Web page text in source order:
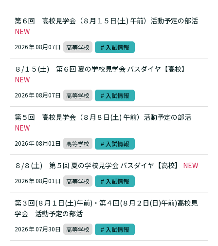
第６回 高校見学会（８月１５日(土) 午前）活動予定の部活
NEW
2026年 08月07日 高等学校 # 入試情報
８/１５(土) 第６回 夏の学校見学会 バスダイヤ【高校】
NEW
2026年 08月07日 高等学校 # 入試情報
第５回 高校見学会（８月８日(土) 午前）活動予定の部活
NEW
2026年 08月01日 高等学校 # 入試情報
８/８(土) 第５回 夏の学校見学会 バスダイヤ【高校】 NEW
2026年 08月01日 高等学校 # 入試情報
第３回(８月１日(土)午前)・第４回(８月２日(日)午前)高校見
学会 活動予定の部活
2026年 07月30日 高等学校 # 入試情報